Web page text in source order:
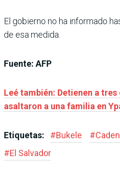
El gobierno no ha informado
de esa medida.
Fuente: AFP
Leé también: Detienen a
asaltaron a una familia en
Etiquetas: #Bukele #
#El Salvador